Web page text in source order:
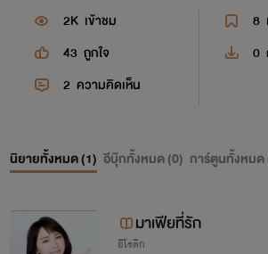
2K เข้าชม 8
43 ถูกใจ 0
2 ความคิดเห็น
นิยายทั้งหมด (1) อีบุ๊กทั้งหมด (0) การ์ตูนทั้งหมด
มาเฟียที่รัก
อีโรติก